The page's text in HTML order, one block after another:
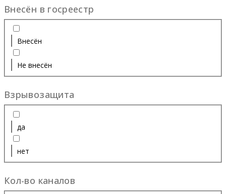
Внесён в госреестр
Внесён
Не внесён
Взрывозащита
да
нет
Кол-во каналов